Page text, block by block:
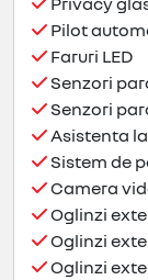
Pilot
Faruri LED
Senzori
Senzori
Asistenta
Sistem de
Camera
Oglinzi
Oglinzi
Oglinzi